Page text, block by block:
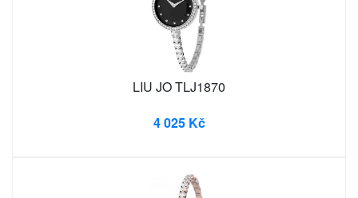
LIU JO TLJ1870
4 025 Kč